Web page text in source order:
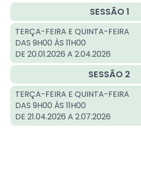
SESSÃO 1
TERÇA-FEIRA E QUINTA-FEIRA
DAS 9H00 ÀS 11H00
DE 20.01.2026 A 2.04.2026
SESSÃO 2
TERÇA-FEIRA E QUINTA-FEIRA
DAS 9H00 ÀS 11H00
DE 21.04.2026 A 2.07.2026